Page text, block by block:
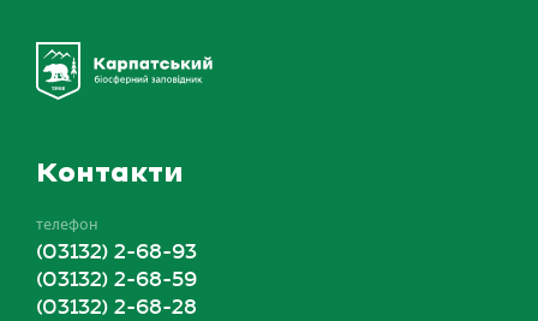
Контакти
телефон
(03132) 2-68-93
(03132) 2-68-59
(03132) 2-68-28